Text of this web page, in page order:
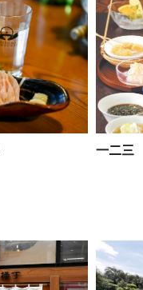
一二三